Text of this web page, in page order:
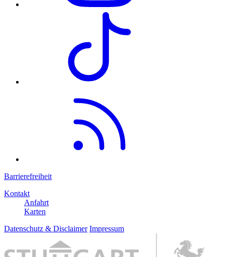
Barrierefreiheit
Kontakt
Anfahrt
Karten
Datenschutz & Disclaimer Impressum